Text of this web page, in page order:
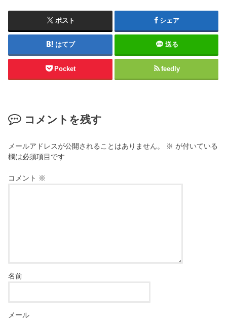
ポスト シェア
はてブ 送る
Pocket feedly
コメントを残す
メールアドレスが公開されることはありません。 ※ が付いている
欄は必須項目です
コメント ※
名前
メール